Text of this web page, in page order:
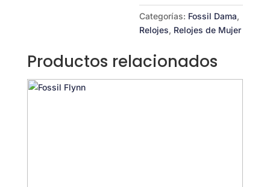
Categorías: Fossil Dama,
Relojes, Relojes de Mujer
Productos relacionados